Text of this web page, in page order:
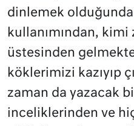
dinlemek
kullanımından,
üstesinden
köklerimizi kazıyıp
zaman da yazacak
inceliklerinden ve